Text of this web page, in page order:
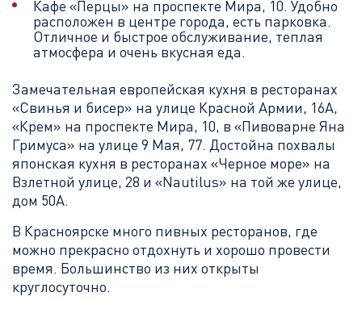
Кафе «Перцы» на проспекте Мира, 10. Удобно
расположен в центре города, есть парковка.
Отличное и быстрое обслуживание, теплая
атмосфера и очень вкусная еда.
Замечательная европейская кухня в ресторанах
«Свинья и бисер» на улице Красной Армии, 16А,
«Крем» на проспекте Мира, 10, в «Пивоварне Яна
Гримуса» на улице 9 Мая, 77. Достойна похвалы
японская кухня в ресторанах «Черное море» на
Взлетной улице, 28 и «Nautilus» на той же улице,
дом 50А.
В Красноярске много пивных ресторанов, где
можно прекрасно отдохнуть и хорошо провести
время. Большинство из них открыты
круглосуточно.